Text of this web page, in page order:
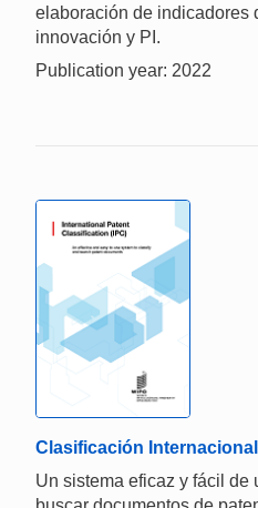
elaboración de indicadores
innovación y PI.
Publication year: 2022
Clasificación
Un sistema eficaz y fácil de